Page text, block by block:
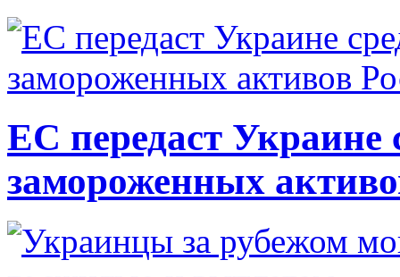
ЕС передаст Украине
замороженных